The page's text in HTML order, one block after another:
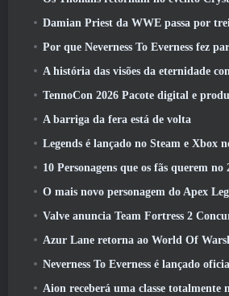
Damian Priest da WWE passa por treinamento no “The Loot Camp” no trailer de
Por que Neverness To Everness fez parte da
A história das visões da eternidade continua em
TennoCon 2026 Pacote digital e produtos agora
A barriga da fera está de volta
Legends é lançado no Steam e Xbox
10 Personagens que os fãs querem no 2026 Lista de rivais da Marvel com maior
O mais novo personagem do Apex Legends é uma
Valve anuncia Team Fortress 2 Concurso de
Azur Lane retorna ao World Of
Neverness To Everness é lançado
Aion receberá uma classe totalmente nova na